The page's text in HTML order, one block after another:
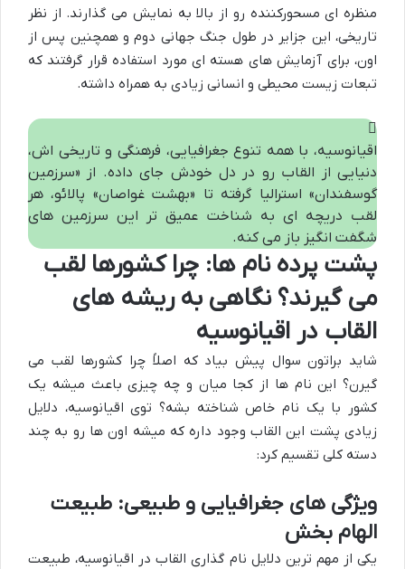
منظره ای مسحورکننده رو از بالا به نمایش می گذارند. از نظر
تاریخی، این جزایر در طول جنگ جهانی دوم و همچنین پس از
اون، برای آزمایش های هسته ای مورد استفاده قرار گرفتند که
تبعات زیست محیطی و انسانی زیادی به همراه داشته.
اقیانوسیه، با همه تنوع جغرافیایی، فرهنگی و تاریخی اش،
دنیایی از القاب رو در دل خودش جای داده. از «سرزمین
گوسفندان» استرالیا گرفته تا «بهشت غواصان» پالائو، هر
لقب دریچه ای به شناخت عمیق تر این سرزمین های
شگفت انگیز باز می کنه.
پشت پرده نام ها: چرا کشورها لقب
می گیرند؟ نگاهی به ریشه های
القاب در اقیانوسیه
شاید براتون سوال پیش بیاد که اصلاً چرا کشورها لقب می
گیرن؟ این نام ها از کجا میان و چه چیزی باعث میشه یک
کشور با یک نام خاص شناخته بشه؟ توی اقیانوسیه، دلایل
زیادی پشت این القاب وجود داره که میشه اون ها رو به چند
دسته کلی تقسیم کرد:
ویژگی های جغرافیایی و طبیعی: طبیعت
الهام بخش
یکی از مهم ترین دلایل نام گذاری القاب در اقیانوسیه، طبیعت